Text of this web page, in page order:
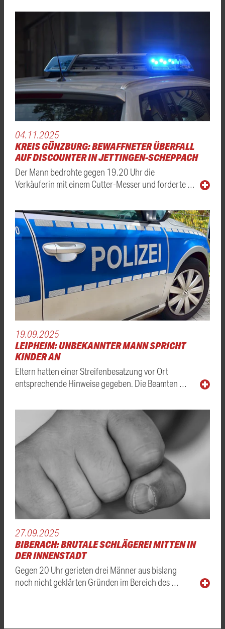
04.11.2025
KREIS GÜNZBURG: BEWAFFNETER ÜBERFALL
AUF DISCOUNTER IN JETTINGEN-SCHEPPACH
Der Mann bedrohte gegen 19.20 Uhr die
Verkäuferin mit einem Cutter-Messer und forderte …
19.09.2025
LEIPHEIM: UNBEKANNTER MANN SPRICHT
KINDER AN
Eltern hatten einer Streifenbesatzung vor Ort
entsprechende Hinweise gegeben. Die Beamten …
27.09.2025
BIBERACH: BRUTALE SCHLÄGEREI MITTEN IN
DER INNENSTADT
Gegen 20 Uhr gerieten drei Männer aus bislang
noch nicht geklärten Gründen im Bereich des …